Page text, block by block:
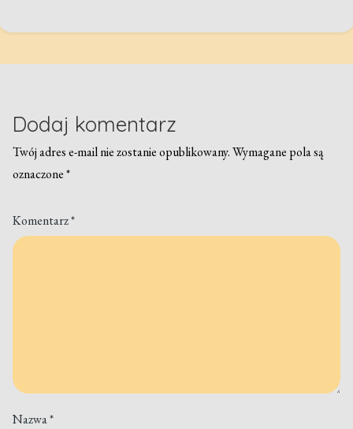
Dodaj komentarz
Twój adres e-mail nie zostanie opublikowany. Wymagane pola są
oznaczone*
Komentarz*
Nazwa*